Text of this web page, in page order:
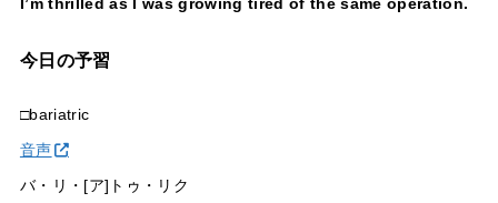
I’m thrilled as I was growing tired of the same operation.
今日の予習
□bariatric
音声
バ・リ・[ア]トゥ・リク